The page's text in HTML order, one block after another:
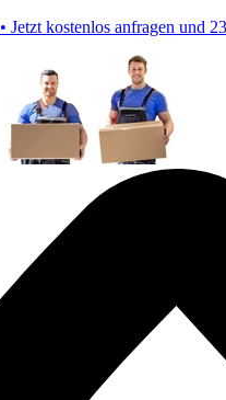
• Jetzt kostenlos anfragen und